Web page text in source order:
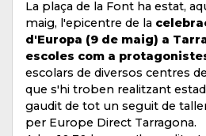
La plaça de la Font ha estat,
maig, l'epicentre de la
d'Europa (9 de maig) ​​a
escoles com a
escolars de diversos centres
que s'hi troben realitzant
gaudit de tot un seguit de
per Europe Direct Tarragona.